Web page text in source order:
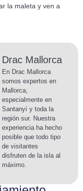
la maleta y ven a
Drac Mallorca
En Drac Mallorca
somos expertos en
Mallorca,
especialmente en
Santanyí y toda la
región sur. Nuestra
experiencia ha hecho
posible que todo tipo
de visitantes
disfruten de la isla al
máximo.